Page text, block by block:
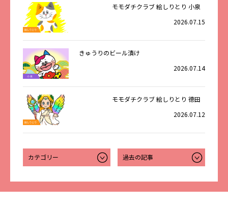
モモダチクラブ 絵しりとり 小泉
2026.07.15
きゅうりのビール漬け
2026.07.14
モモダチクラブ 絵しりとり 德田
2026.07.12